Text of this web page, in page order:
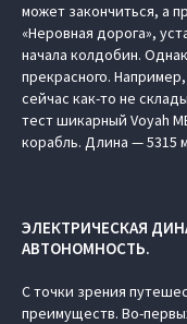
может закончиться, а
«Неровная дорога»,
начала колдобин.
прекрасного.
сейчас как-то не
тест шикарный Voyah
корабль. Длина — 5315
ЭЛЕКТРИЧЕСКАЯ
АВТОНОМНОСТЬ.
С точки зрения
преимуществ. Во-